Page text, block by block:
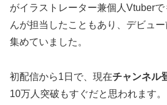
がイラストレーター兼個人Vtuberで
んが担当したこともあり、デビュ
集めていました。
初配信から1日で、現在チャンネル
10万人突破もすぐだと思われます。